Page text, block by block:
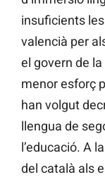
insuficients
valencià per
el govern de
menor esforç
han volgut
llengua de
l’educació. A
del català als